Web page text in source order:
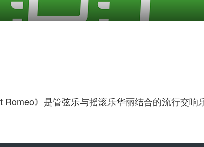
》是管弦乐与摇滚乐华丽结合的流行交